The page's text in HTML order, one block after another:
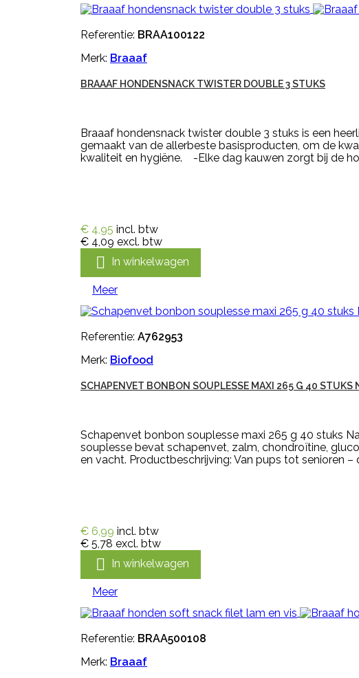
Referentie: BRAA100122
Merk: Braaaf
BRAAAF HONDENSNACK TWISTER DOUBLE 3 STUKS
Braaaf hondensnack twister double 3 stuks is een
gemaakt van de allerbeste basisproducten, om de
kwaliteit en hygiëne. -Elke dag kauwen zorgt bij de
€ 4,95 incl. btw
€ 4,09 excl. btw
 In winkelwagen
Meer
Referentie: A762953
Merk: Biofood
SCHAPENVET BONBON SOUPLESSE MAXI 265 G 40 STUKS
Schapenvet bonbon souplesse maxi 265 g 40 stuks
souplesse bevat schapenvet, zalm, chondroïtine,
en vacht. Productbeschrijving: Van pups tot senioren –
€ 6,99 incl. btw
€ 5,78 excl. btw
 In winkelwagen
Meer
Referentie: BRAA500108
Merk: Braaaf